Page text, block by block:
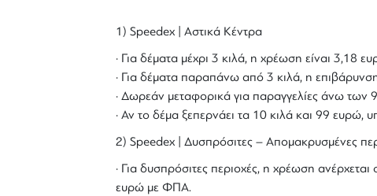
1) Speedex | Αστικά Κέντρα
· Για δέματα μέχρι 3 κιλά, η χρέωση είναι 3,18
· Για δέματα παραπάνω από 3 κιλά, η
· Δωρεάν μεταφορικά για παραγγελίες άνω των
· Αν το δέμα ξεπερνάει τα 10 κιλά και 99
2) Speedex | Δυσπρόσιτες – Απομακρυσμένες
· Για δυσπρόσιτες περιοχές, η χρέωση
ευρώ με ΦΠΑ.